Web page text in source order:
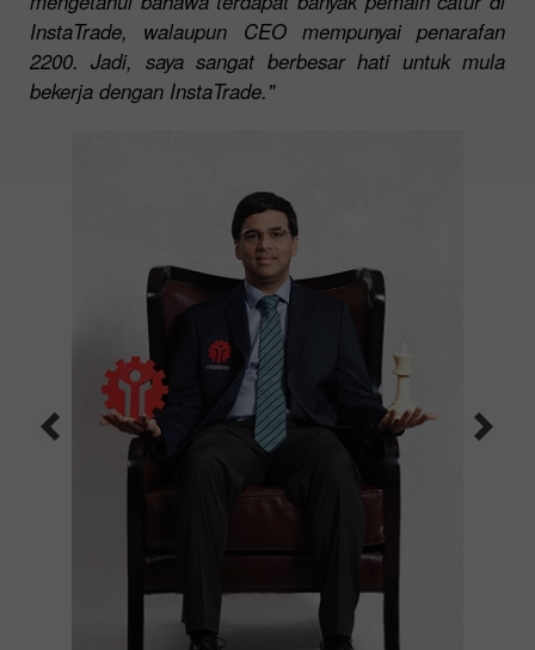
InstaTrade, walaupun CEO mempunyai penarafan
2200. Jadi, saya sangat berbesar hati untuk mula
bekerja dengan InstaTrade."